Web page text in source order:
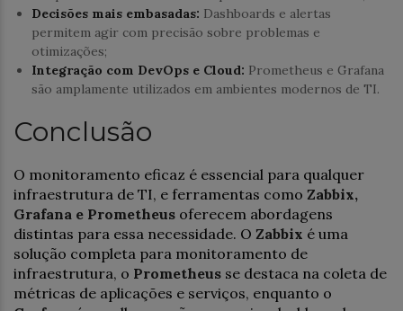
Decisões mais embasadas: Dashboards e alertas
permitem agir com precisão sobre problemas e
otimizações;
Integração com DevOps e Cloud: Prometheus e Grafana
são amplamente utilizados em ambientes modernos de TI.
Conclusão
O monitoramento eficaz é essencial para qualquer
infraestrutura de TI, e ferramentas como Zabbix,
Grafana e Prometheus oferecem abordagens
distintas para essa necessidade. O Zabbix é uma
solução completa para monitoramento de
infraestrutura, o Prometheus se destaca na coleta de
métricas de aplicações e serviços, enquanto o